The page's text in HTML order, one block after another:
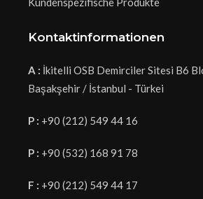
Kontaktinformationen
A : İkitelli OSB Demirciler Sitesi B6
Başakşehir / İstanbul - Türkei
P : +90 (212) 549 44 16
P : +90 (532) 168 91 78
F : +90 (212) 549 44 17